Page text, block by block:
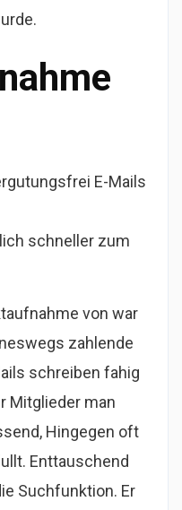
E-Mails
schneller zum
von war
zahlende
schreiben fahig
Mitglieder man
Hingegen oft
Enttauschend
Suchfunktion. Er